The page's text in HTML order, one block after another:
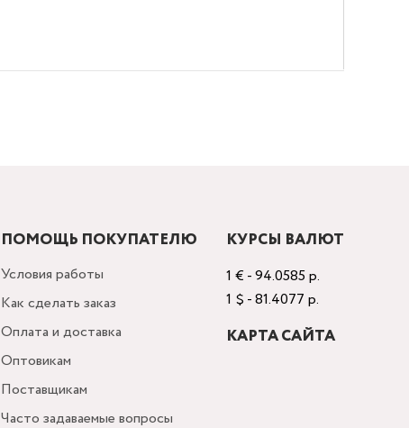
ПОМОЩЬ ПОКУПАТЕЛЮ
Условия работы
Как сделать заказ
Оплата и доставка
Оптовикам
Поставщикам
Часто задаваемые вопросы
КУРСЫ ВАЛЮТ
1 € - 94.0585 р.
1 $ - 81.4077 р.
КАРТА САЙТА